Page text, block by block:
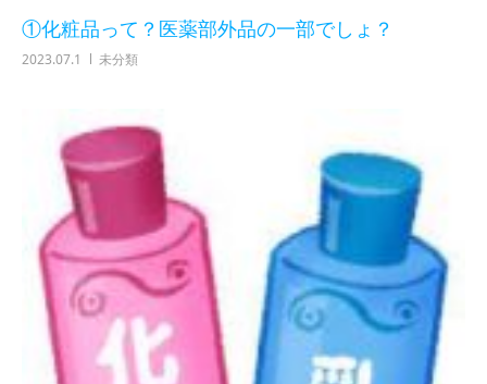
①化粧品って？医薬部外品の一部でしょ？
2023.07.1 未分類
アルファ豆知識
ブログ
会社概要
お問い合わせ